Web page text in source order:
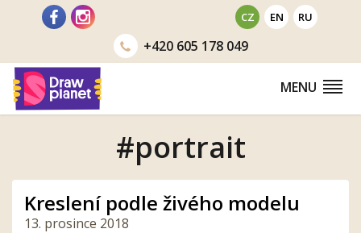
CZ EN RU
+420605 178 049
MENU
#portrait
Kreslení podle živého modelu
13. prosince 2018